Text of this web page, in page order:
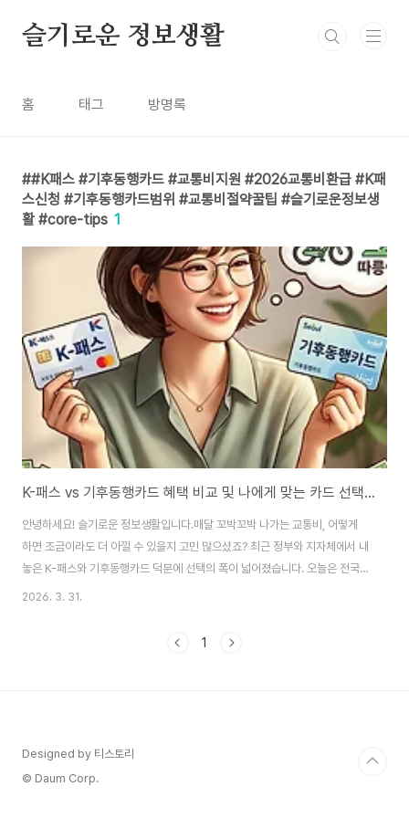
슬기로운 정보생활
홈 태그 방명록
#K패스 #기후동행카드 #교통비지원 #2026교통비환급 #K패
스신청 #기후동행카드범위 #교통비절약꿀팁 #슬기로운정보생
활 #core-tips 1
K-패스 vs 기후동행카드 혜택 비교 및 나에게 맞는 카드 선택법 (17편)
안녕하세요! 슬기로운 정보생활입니다.매달 꼬박꼬박 나가는 교통비, 어떻게
하면 조금이라도 더 아낄 수 있을지 고민 많으셨죠? 최근 정부와 지자체에서 내
놓은 K-패스와 기후동행카드 덕분에 선택의 폭이 넓어졌습니다. 오늘은 전국
어디서나 환급받는 K-패스와 서울 시내를 무제한으로 누비는 기후동행카드의
로 줄여보세요![슬기로운 정보생활: 정부지원금 정복 시리즈 안내][근로장려금
2026. 3. 31.
1
Designed by 티스토리
© Daum Corp.